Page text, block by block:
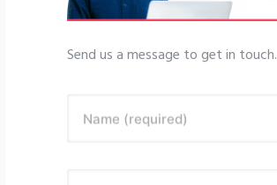
Send us a message to get in touch.
Name (required)